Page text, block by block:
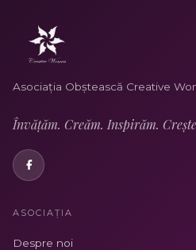
Asociația Obștească Creative
Învățăm. Creăm. Inspirăm.
ASOCIAȚIA
Despre noi